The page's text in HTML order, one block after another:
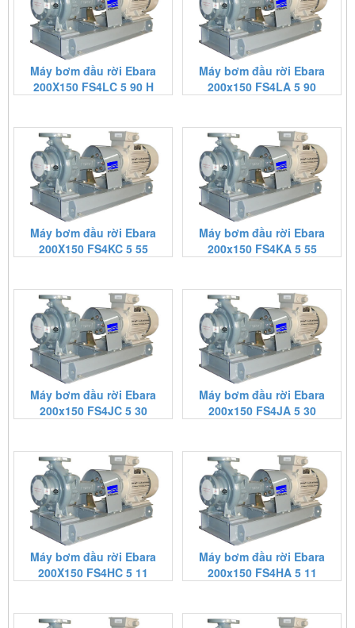
Máy bơm đầu rời Ebara
200X150 FS4LC 5 90 H
Máy bơm đầu rời Ebara
200x150 FS4LA 5 90
Máy bơm đầu rời Ebara
200X150 FS4KC 5 55
Máy bơm đầu rời Ebara
200x150 FS4KA 5 55
Máy bơm đầu rời Ebara
200x150 FS4JC 5 30
Máy bơm đầu rời Ebara
200x150 FS4JA 5 30
Máy bơm đầu rời Ebara
200X150 FS4HC 5 11
Máy bơm đầu rời Ebara
200x150 FS4HA 5 11